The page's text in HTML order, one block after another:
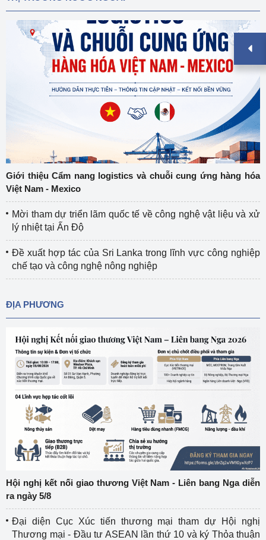
Giới thiệu Cẩm nang logistics và chuỗi cung ứng hàng hóa
Việt Nam - Mexico
Mời tham dự triển lãm quốc tế về công nghệ vật liệu và xử
lý nhiệt tại Ấn Độ
Đề xuất hợp tác của Sri Lanka trong lĩnh vực công nghiệp
chế tạo và công nghệ nông nghiệp
ĐỊA PHƯƠNG
Hội nghị kết nối giao thương Việt Nam - Liên bang Nga diễn
ra ngày 5/8
Đại diện Cục Xúc tiến thương mại tham dự Hội nghị
Thương mại - Đầu tư ASEAN lần thứ 10 và ký Thỏa thuận